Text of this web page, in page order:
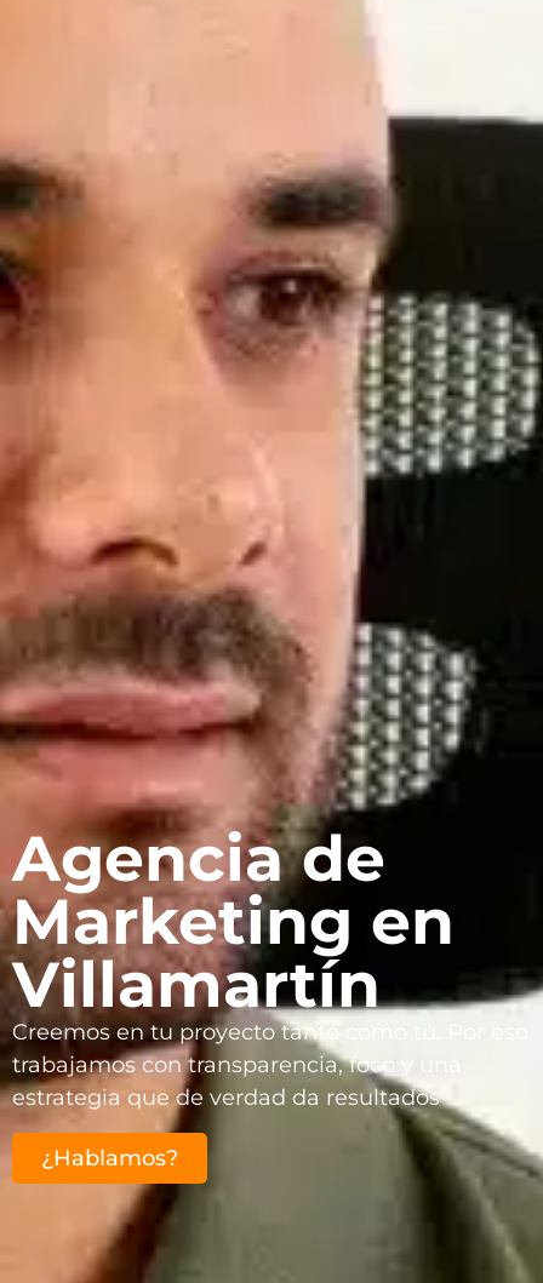
Agencia de
Marketing en
Villamartín
Creemos en tu proyecto tanto como tú. Por eso
trabajamos con transparencia, foco y una
estrategia que de verdad da resultados
¿Hablamos?